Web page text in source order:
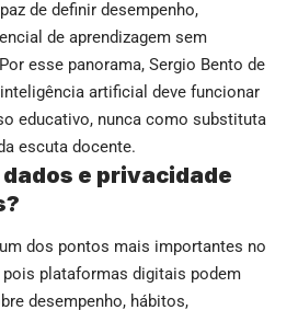
de definir desempenho,
de aprendizagem sem
esse panorama, Sergio Bento de
artificial deve funcionar
educativo, nunca como substituta
escuta docente.
e privacidade
dos pontos mais importantes no
pois plataformas digitais podem
desempenho, hábitos,